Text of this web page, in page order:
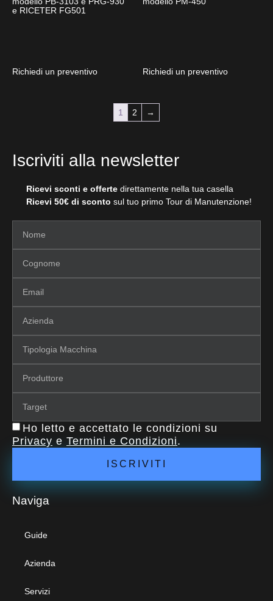
e RICETER FG501
Richiedi un preventivo Richiedi un preventivo
1 2 →
Iscriviti alla newsletter
Ricevi sconti e offertedirettamente nella tua casella
Ricevi 50€ di sconto sul tuo primo Tour di Manutenzione!
Ho letto e accettato le condizioni su
Privacy e Termini e Condizioni.
ISCRIVITI
Naviga
Guide
Azienda
Servizi